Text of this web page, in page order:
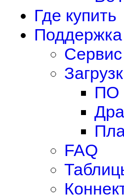
Где купить
Поддержка
Сервис
ПО
FAQ